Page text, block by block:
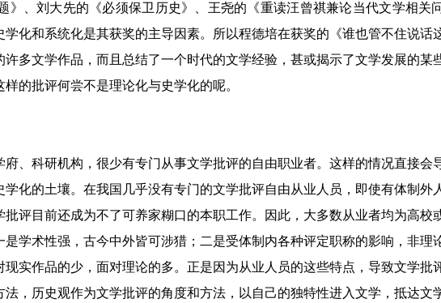
》、刘大先的《必须保卫历史》、王尧的《重读汪曾祺兼论当代文学相关
学化和系统化是其获奖的主导因素。所以程德培在获奖的《谁也管不住说话
多文学作品，而且总结了一个时代的文学经验，甚或揭示了文学发展的某
的批评何尝不是理论化与史学化的呢。
、科研机构，很少有专门从事文学批评的自由职业者。这样的情况直接会
化的土壤。在我国几乎没有专门的文学批评自由从业人员，即使有体制外
评目前还成为不了可养家糊口的本职工作。因此，大多数从业者均为高校
学术性强，古今中外皆可涉猎；二是受体制内各种评定职称的影响，非理
实作品的少，面对理论的多。正是因为从业人员的这些特点，导致文学批
，历史观作为文学批评的角度和方法，以自己的独特性进入文学，抵达文